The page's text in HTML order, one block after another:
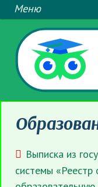
Выписка из
системы «Реестр